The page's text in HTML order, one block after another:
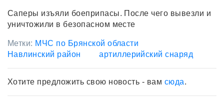
Саперы изъяли боеприпасы. После чего вывезли и
уничтожили в безопасном месте
Метки: МЧС по Брянской области
Навлинский район
артиллерийский снаряд
Хотите предложить свою новость - вам сюда.